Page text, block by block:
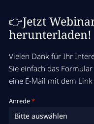
👉Jetzt
herunterladen!
Vielen Dank für Ihr
Sie einfach das
eine E-Mail mit dem
Anrede*